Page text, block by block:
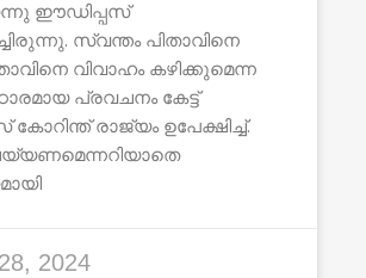
ഈഡിപ്പസ്
സ്വന്തം പിതാവിനെ
വിവാഹം കഴിക്കുമെന്ന
പ്രവചനം കേട്ട്
രാജ്യം ഉപേക്ഷിച്ച്.
2024